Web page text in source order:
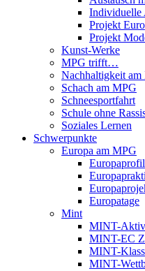
Individuelle
Projekt
Projekt
Kunst-Werke
MPG trifft…
Nachhaltigkeit am
Schach am MPG
Schneesportfahrt
Schule ohne
Soziales Lernen
Schwerpunkte
Europa am MPG
Europaprofil
Europatage
Mint
MINT-
MINT-EC
MINT-
MINT-